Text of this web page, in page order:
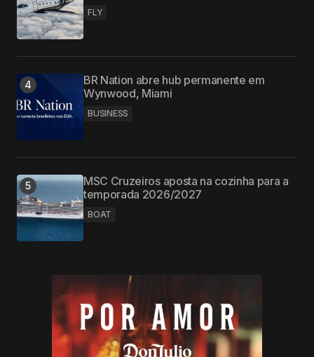
FLY
BR Nation abre hub permanente em
Wynwood, Miami
BUSINESS
MSC Cruzeiros aposta na cozinha para a
temporada 2026/2027
BOAT